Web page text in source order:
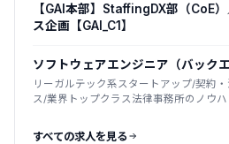
【GAI本部】StaffingDX部（CoE
ス企画【GAI_C1】
ソフトウェアエンジニア（バックエ
リーガルテック系スタートアップ/契約
ス/業界トップクラス法律事務所のノウ
すべての求人を見る